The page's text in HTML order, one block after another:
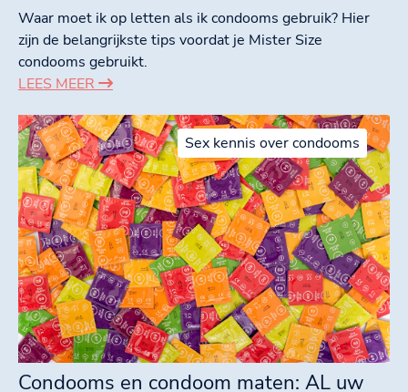
Waar moet ik op letten als ik condooms gebruik? Hier
zijn de belangrijkste tips voordat je Mister Size
condooms gebruikt.
LEES MEER
Sex kennis over condooms
Condooms en condoom maten: AL uw